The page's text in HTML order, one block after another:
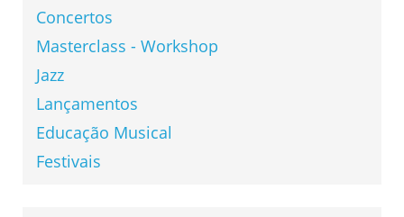
Concertos
Masterclass - Workshop
Jazz
Lançamentos
Educação Musical
Festivais